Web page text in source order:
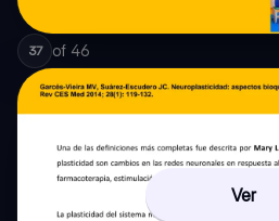
37 of 46
Ver